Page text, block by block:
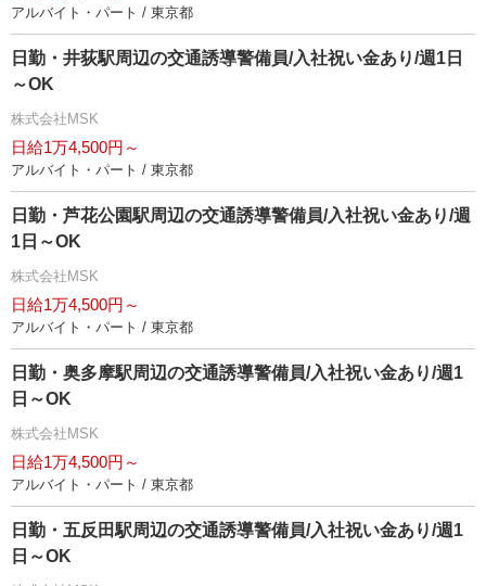
アルバイト・パート / 東京都
日勤・井荻駅周辺の交通誘導警備員/入社祝い金あり/週1日
～OK
株式会社MSK
日給1万4,500円～
アルバイト・パート / 東京都
日勤・芦花公園駅周辺の交通誘導警備員/入社祝い金あり/週
1日～OK
株式会社MSK
日給1万4,500円～
アルバイト・パート / 東京都
日勤・奥多摩駅周辺の交通誘導警備員/入社祝い金あり/週1
日～OK
株式会社MSK
日給1万4,500円～
アルバイト・パート / 東京都
日勤・五反田駅周辺の交通誘導警備員/入社祝い金あり/週1
日～OK